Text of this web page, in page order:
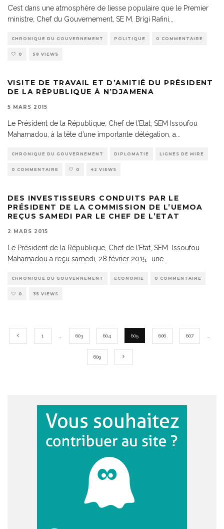
C’est dans une atmosphère de liesse populaire que le Premier
ministre, Chef du Gouvernement, SE M. Brigi Rafini
CHRONIQUE DU GOUVERNEMENT POLITIQUE 0 COMMENTAIRE
0 58 VIEWS
VISITE DE TRAVAIL ET D’AMITIÉ DU PRÉSIDENT
DE LA RÉPUBLIQUE À N’DJAMENA
5 MARS 2015
Le Président de la République, Chef de l’Etat, SEM Issoufou
Mahamadou, à la tête d’une importante délégation, a
CHRONIQUE DU GOUVERNEMENT DIPLOMATIE LIGNES DE MIRE
0 COMMENTAIRE 0 42 VIEWS
DES INVESTISSEURS CONDUITS PAR LE
PRÉSIDENT DE LA COMMISSION DE L’UEMOA
REÇUS SAMEDI PAR LE CHEF DE L’ETAT
2 MARS 2015
Le Président de la République, Chef de l’Etat, SEM Issoufou
Mahamadou a reçu samedi, 28 février 2015, une
CHRONIQUE DU GOUVERNEMENT ECONOMIE 0 COMMENTAIRE
0 35 VIEWS
1 603 604 605 606 607
609